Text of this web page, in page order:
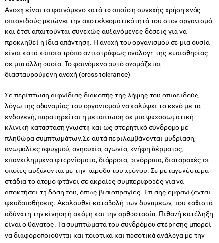
Ανοχή είναι το φαινόμενο κατά το οποίο η συνεχής χρήση ενός
οπιοειδούς μειώνει την αποτελεσματικότητά του στον οργανισμό
και έτσι απαιτούνται συνεχώς αυξανόμενες δόσεις για να
προκληθεί η ίδια απάντηση. Η ανοχή του οργανισμού σε μια ουσία
είναι κατά κάποιο τρόπο αντιστρόφως ανάλογη της ευαισθησίας
σε μια άλλη ουσία. Το φαινόμενο αυτό ονομάζεται
διασταυρούμενη ανοχή (cross tolerance).
Σε περίπτωση αιφνίδιας διακοπής της λήψης του οπιοειδούς,
λόγω της αδυναμίας του οργανισμού να καλύψει το κενό με τα
ενδογενή, παρατηρείται η μετάπτωση σε μια ψυχοσωματική
κλινική κατάσταση γνωστή και ως στερητικό σύνδρομο με
πληθώρα συμπτωμάτων.Σε αυτά περιλαμβάνονται μυδρίαση,
ανωμαλίες σφυγμού, ανησυχία, αγωνία, κνήφη δέρματος,
επανειλημμένα φταρνίσματα, διάρροια, ρινόρροια, διαταραχές οι
οποίες αυξάνονται με την πάροδο του χρόνου. Σε μεταγενέστερα
στάδια το άτομο φτάνει σε ακραίες συμπεριφορές για να
αποκτήσει τη δόση του, όπως βιαιοπραγίες. Επίσης εμφανίζονται
ψευδαισθήσεις. Ακολουθεί καταβολή των δυνάμεων, που καθιστά
αδύνατη την κίνηση ή ακόμη και την ορθοστασία. Πιθανή κατάληξη
είναι ο θάνατος. Τα συμπτώματα του συνδρόμου στέρησης μπορεί
να διαφοροποιούνται και ποιοτικά και ποσοτικά ανάλογα με την